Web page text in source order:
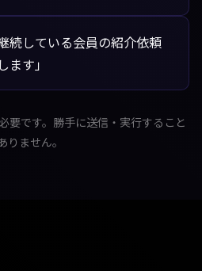
続している会員の紹介依頼
ます」
要です。勝手に送信・実行すること
りません。